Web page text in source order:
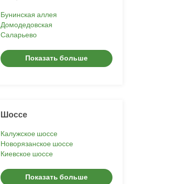
Бунинская аллея
Домодедовская
Саларьево
Показать больше
Шоссе
Калужское шоссе
Новорязанское шоссе
Киевское шоссе
Показать больше